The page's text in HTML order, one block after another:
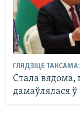
ГЛЯДЗІЦЕ ТАКСАМА:
Стала
дамаўлялася ў